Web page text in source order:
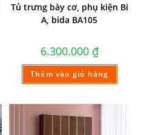
Tủ trưng bày cơ, phụ kiện Bi
A, bida BA105
6.300.000 ₫
Thêm vào giỏ hàng